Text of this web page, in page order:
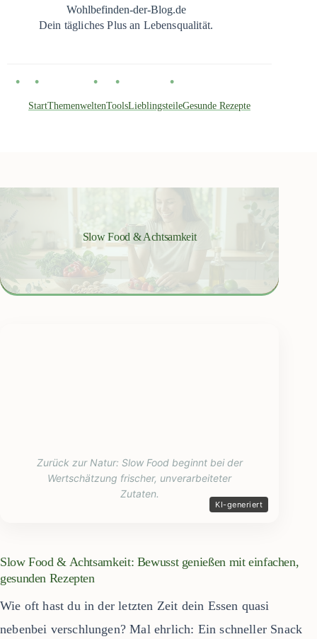
Wohlbefinden-der-Blog.de
Dein tägliches Plus an Lebensqualität.
StartThemenweltenToolsLieblingsteileGesunde Rezepte
Slow Food & Achtsamkeit
Zurück zur Natur: Slow Food beginnt bei der
Wertschätzung frischer, unverarbeiteter
Zutaten.
Slow Food & Achtsamkeit: Bewusst genießen mit einfachen,
gesunden Rezepten
Wie oft hast du in der letzten Zeit dein Essen quasi
nebenbei verschlungen? Mal ehrlich: Ein schneller Snack